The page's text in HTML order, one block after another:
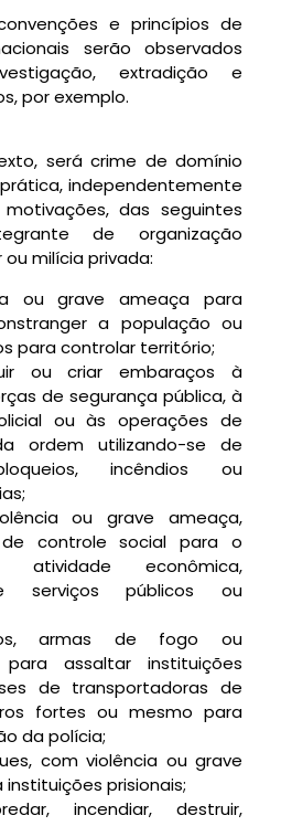
e princípios de
serão observados
extradição e
por exemplo.
será crime de domínio
independentemente
das seguintes
de organização
milícia privada:
ou grave ameaça para
a população ou
para controlar território;
ou criar embaraços à
de segurança pública, à
ou às operações de
ordem utilizando-se de
incêndios ou
ou grave ameaça,
controle social para o
atividade econômica,
serviços públicos ou
armas de fogo ou
para assaltar instituições
de transportadoras de
fortes ou mesmo para
da polícia;
com violência ou grave
prisionais;
incendiar, destruir,